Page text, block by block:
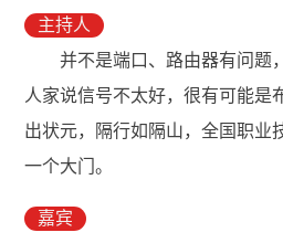
主持人
并不是端口、路由器有问题
人家说信号不太好，很有可能是
出状元，隔行如隔山，全国职业
一个大门。
嘉宾